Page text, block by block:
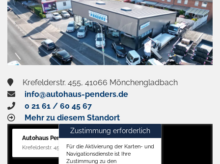
Krefelderstr. 455, 41066 Mönchengladbach
info@autohaus-penders.de
0 21 61 / 60 45 67
Mehr zu diesem Standort
Autohaus Penders (Verkauf)
Krefelderstr. 455, 41066 Mönchengladbach
Zustimmung erforderlich
Für die Aktivierung der Karten- und
Navigationsdienste ist Ihre
Zustimmung zu den